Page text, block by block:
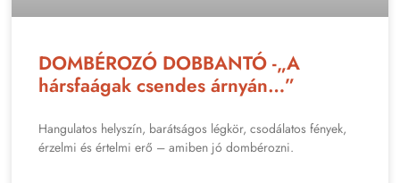
DOMBÉROZÓ DOBBANTÓ -„A
hársfaágak csendes árnyán…”
Hangulatos helyszín, barátságos légkör, csodálatos fények,
érzelmi és értelmi erő – amiben jó dombérozni.